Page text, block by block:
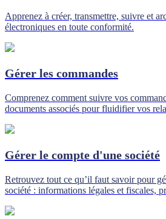
Apprenez à créer, transmettre, suivre et
électroniques en toute conformité.
Gérer les commandes
Comprenez comment suivre vos
documents associés pour fluidifier vos
Gérer le compte d'une société
Retrouvez tout ce qu’il faut savoir pour
société : informations légales et fiscales,